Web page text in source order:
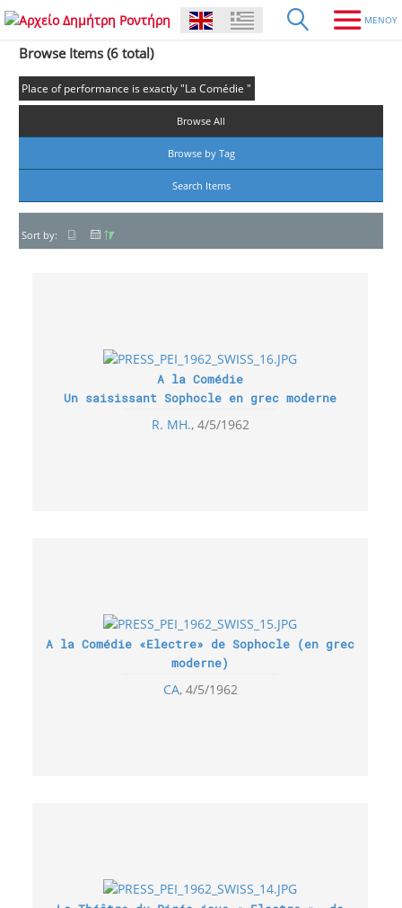
Browse Items (6 total)
Place of performance is exactly "La Comédie "
Browse All
Browse by Tag
Search Items
Sort by:
A la Comédie
Un saisissant Sophocle en grec moderne
R. MH. 4/5/1962
A la Comédie «Electre» de Sophocle (en grec
moderne)
CA 4/5/1962